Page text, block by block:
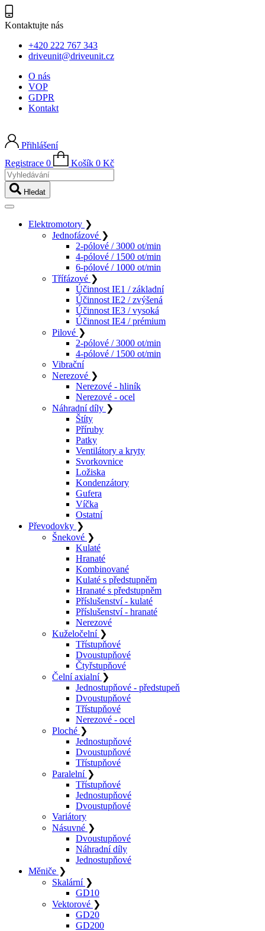
Kontaktujte nás
+420 222 767 343
driveunit@driveunit.cz
O nás
VOP
GDPR
Kontakt
Přihlášení
Registrace 0 Košík 0 Kč
Vyhledávání
Hledat
Elektromotory ❯
Jednofázové ❯
2-pólové / 3000 ot/min
4-pólové / 1500 ot/min
6-pólové / 1000 ot/min
Třífázové ❯
Účinnost IE1 / základní
Účinnost IE2 / zvýšená
Účinnost IE3 / vysoká
Účinnost IE4 / prémium
Pilové ❯
2-pólové / 3000 ot/min
4-pólové / 1500 ot/min
Vibrační
Nerezové ❯
Nerezové - hliník
Nerezové - ocel
Náhradní díly ❯
Štíty
Příruby
Patky
Ventilátory a kryty
Svorkovnice
Ložiska
Kondenzátory
Gufera
Víčka
Ostatní
Převodovky ❯
Šnekové ❯
Kulaté
Hranaté
Kombinované
Kulaté s předstupněm
Hranaté s předstupněm
Příslušenství - kulaté
Příslušenství - hranaté
Nerezové
Kuželočelní ❯
Třístupňové
Dvoustupňové
Čtyřstupňové
Čelní axialní ❯
Jednostupňové - předstupeň
Dvoustupňové
Třístupňové
Nerezové - ocel
Ploché ❯
Jednostupňové
Dvoustupňové
Třístupňové
Paralelní ❯
Třístupňové
Jednostupňové
Dvoustupňové
Variátory
Násuvné ❯
Dvoustupňové
Náhradní díly
Jednostupňové
Měniče ❯
Skalární ❯
GD10
Vektorové ❯
GD20
GD200